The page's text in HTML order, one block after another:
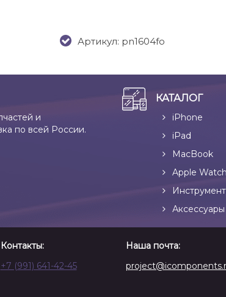
Артикул: pn1604fo
и
по всей России.
КАТАЛОГ
iPhone
iPad
MacBook
Apple Watch
Аксессуары
Контакты:
+7 (991) 641-42-45
Наша почта: